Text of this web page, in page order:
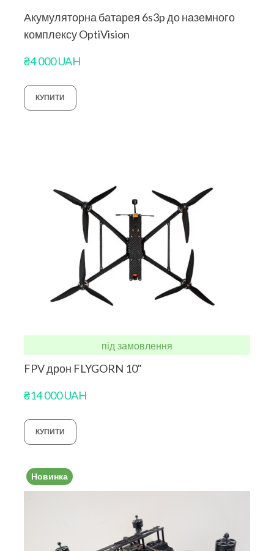
Акумуляторна батарея 6s3p до наземного
комплексу OptiVision
₴4 000 UAH
КУПИТИ
під замовлення
FPV дрон FLYGORN 10"
₴14 000 UAH
КУПИТИ
Новинка